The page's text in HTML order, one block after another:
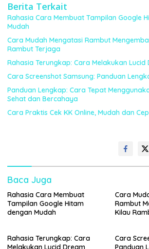
Berita Terkait
Rahasia Cara Membuat Tampilan Google
Mudah
Cara Mudah Mengatasi Rambut
Rambut Terjaga
Rahasia Terungkap: Cara Melakukan Lucid
Cara Screenshot Samsung: Panduan
Panduan Lengkap: Cara Tepat
Sehat dan Bercahaya
Cara Praktis Cek KK Online, Mudah dan
Baca Juga
Rahasia Cara Membuat
Tampilan Google Hitam
dengan Mudah
Cara
Rambut
Kilau
Rahasia Terungkap: Cara
Melakukan Lucid Dream
Cara
Panduan